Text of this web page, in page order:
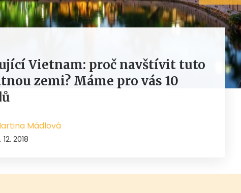
Vietnam: proč navštívit tuto
zemi? Máme pro vás 10
Mádlová
12. 2018